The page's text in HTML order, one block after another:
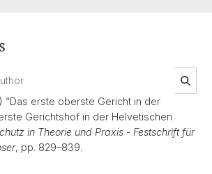
“Das erste oberste Gericht in der
Gerichtshof in der Helvetischen
in Theorie und Praxis - Festschrift für
, pp. 829–839.